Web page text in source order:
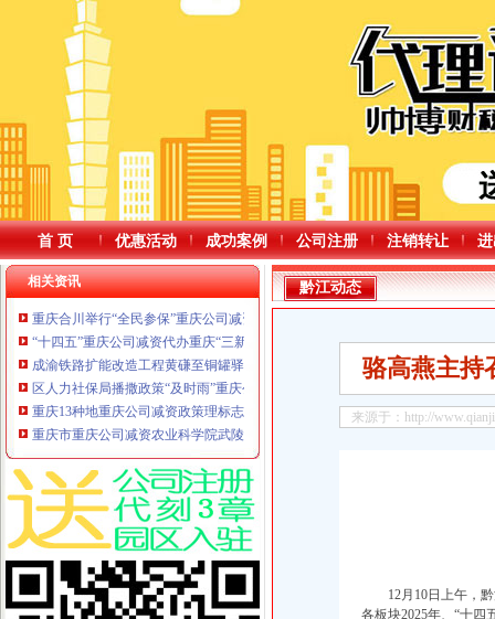
首 页 优惠活动 成功案例 公司注册 注销转让
相关资讯
重庆合川举行“全民参保”重庆公司减资公告宣讲解读医保税务政策
“十四五”重庆公司减资代办重庆“三新”经济不断壮大“战新”产业产值规模突破万
成渝铁路扩能改造工程黄磏至铜罐驿站通车
区人力社保局播撒政策“及时雨”重庆公司减资政策，筑牢就业“压舱石”
重庆13种地重庆公司减资政策理标志产品亮相香港
重庆市重庆公司减资农业科学院武陵山分院正式成立
黔江动态
骆高燕主持
来源于：http://
12月10日上午，
各板块2025年、“十四